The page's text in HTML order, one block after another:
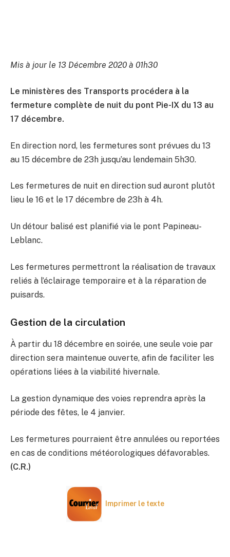
Mis à jour le 13 Décembre 2020 à 01h30
Le ministères des Transports procédera à la
fermeture complète de nuit du pont Pie-IX du 13 au
17 décembre.
En direction nord, les fermetures sont prévues du 13
au 15 décembre de 23h jusqu’au lendemain 5h30.
Les fermetures de nuit en direction sud auront plutôt
lieu le 16 et le 17 décembre de 23h à 4h.
Un détour balisé est planifié via le pont Papineau-
Leblanc.
Les fermetures permettront la réalisation de travaux
reliés à l’éclairage temporaire et à la réparation de
puisards.
Gestion de la circulation
À partir du 18 décembre en soirée, une seule voie par
direction sera maintenue ouverte, afin de faciliter les
opérations liées à la viabilité hivernale.
La gestion dynamique des voies reprendra après la
période des fêtes, le 4 janvier.
Les fermetures pourraient être annulées ou reportées
en cas de conditions météorologiques défavorables.
(C.R.)
Imprimer le texte